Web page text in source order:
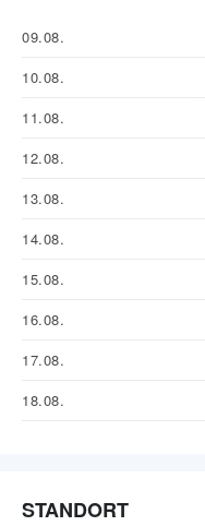
09.08.
10.08.
11.08.
12.08.
13.08.
14.08.
15.08.
16.08.
17.08.
18.08.
STANDORT